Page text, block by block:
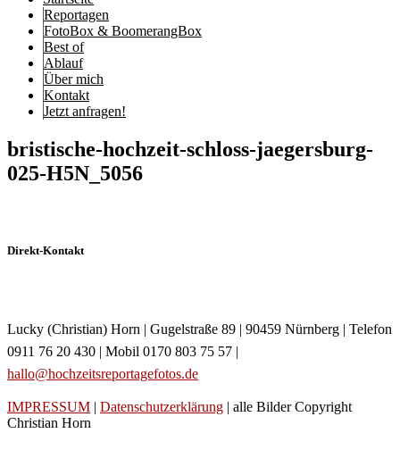
Reportagen
FotoBox & BoomerangBox
Best of
Ablauf
Über mich
Kontakt
Jetzt anfragen!
bristische-hochzeit-schloss-jaegersburg-
025-H5N_5056
Direkt-Kontakt
Lucky (Christian) Horn | Gugelstraße 89 | 90459 Nürnberg | Telefon
0911 76 20 430 | Mobil 0170 803 75 57 |
hallo@hochzeitsreportagefotos.de
IMPRESSUM | Datenschutzerklärung | alle Bilder Copyright
Christian Horn